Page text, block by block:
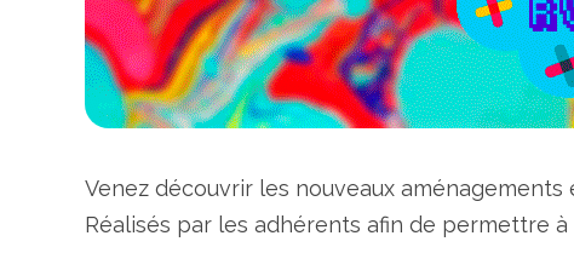
Venez découvrir les nouveaux
Réalisés par les adhérents afin de permettre